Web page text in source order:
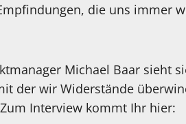
die uns immer
Michael Baar sieht
der wir Widerstände
Interview kommt Ihr hier: